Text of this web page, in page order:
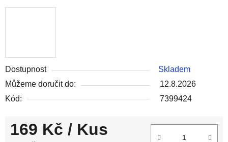
Dostupnost
Skladem
Můžeme doručit do:
12.8.2026
Kód:
7399424
169 Kč / Kus